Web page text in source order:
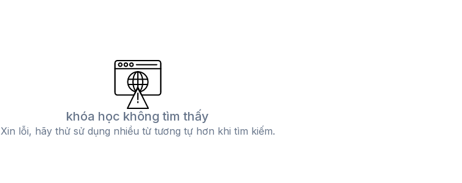
khóa học không tìm thấy
Xin lỗi, hãy thử sử dụng nhiều từ tương tự hơn khi tìm kiếm.